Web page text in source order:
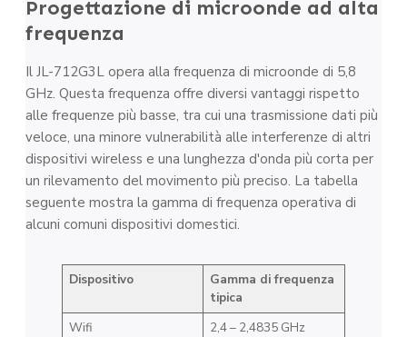
Progettazione di microonde ad alta
frequenza
Il JL-712G3L opera alla frequenza di microonde di 5,8
GHz. Questa frequenza offre diversi vantaggi rispetto
alle frequenze più basse, tra cui una trasmissione dati più
veloce, una minore vulnerabilità alle interferenze di altri
dispositivi wireless e una lunghezza d'onda più corta per
un rilevamento del movimento più preciso. La tabella
seguente mostra la gamma di frequenza operativa di
alcuni comuni dispositivi domestici.
Dispositivo
Gamma di frequenza
tipica
Wifi
2,4 – 2,4835 GHz